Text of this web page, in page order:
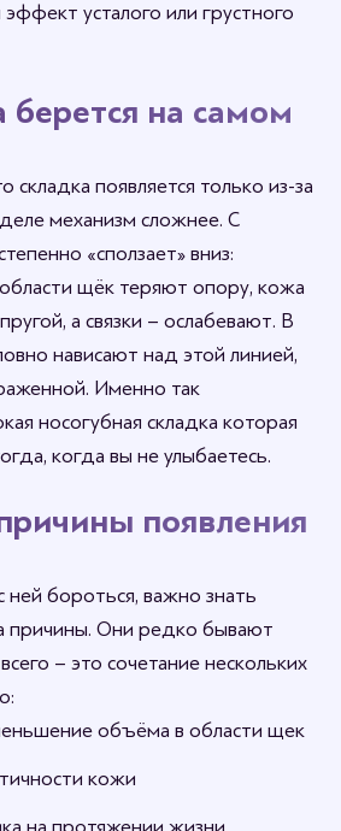
усталого или грустного
берется на самом
складка появляется только из-за
механизм сложнее. С
«сползает» вниз:
щёк теряют опору, кожа
а связки – ослабевают. В
нависают над этой линией,
Именно так
носогубная складка которая
когда вы не улыбаетесь.
появления
ней бороться, важно знать
причины. Они редко бывают
– это сочетание нескольких
объёма в области щек
кожи